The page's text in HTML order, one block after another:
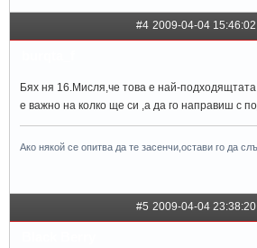
#4 2009-04-04 15:46:02
Бях ня 16.Мисля,че това е най-
е важно на колко ще си ,а да го направиш с
Ако някой се опитва да те засенчи,остави го да
#5 2009-04-04 23:38:20